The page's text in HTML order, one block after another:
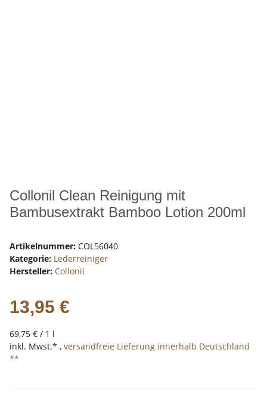
Collonil Clean Reinigung mit
Bambusextrakt Bamboo Lotion 200ml
Artikelnummer: COL56040
Kategorie: Lederreiniger
Hersteller: Collonil
13,95 €
69,75 € / 1 l
inkl. Mwst.* , versandfreie Lieferung innerhalb Deutschland
**